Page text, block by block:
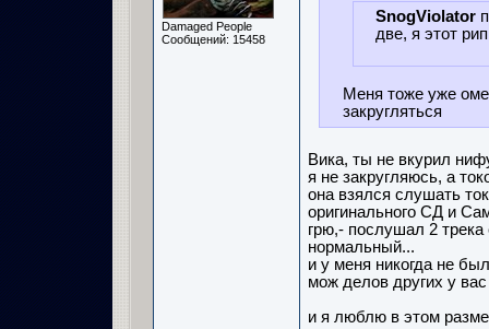
Damaged People
Сообщений: 15458
SnogViolator
две, я этот
Меня тоже уже
закругляться
Вика, ты не вкурил
я не закругляюсь, а
она взялся слушать
оригинального СД и
грю,- послушал 2 трека
нормальный...
и у меня никогда не
мож делов других у
и я люблю в этом